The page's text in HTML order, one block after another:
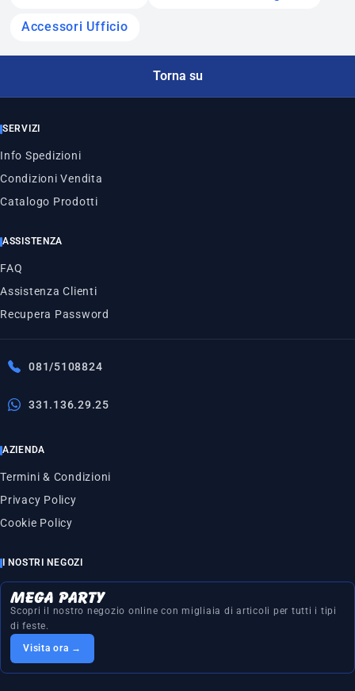
Accessori Ufficio
Torna su
SERVIZI
Info Spedizioni
Condizioni Vendita
Catalogo Prodotti
ASSISTENZA
FAQ
Assistenza Clienti
Recupera Password
081/5108824
331.136.29.25
AZIENDA
Termini & Condizioni
Privacy Policy
Cookie Policy
I NOSTRI NEGOZI
Scopri il nostro negozio online con migliaia di articoli per tutti i tipi
di feste.
Visita ora →